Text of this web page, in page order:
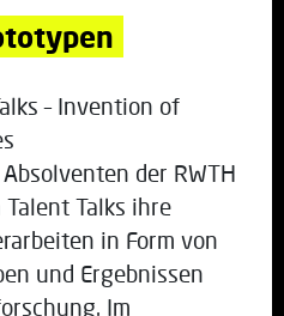
– Invention of
der RWTH
Talks ihre
in Form von
und Ergebnissen
Im